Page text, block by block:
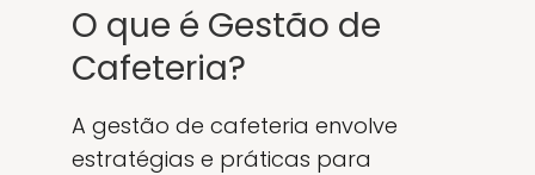
O que é Gestão de
Cafeteria?
A gestão de cafeteria envolve
estratégias e práticas para